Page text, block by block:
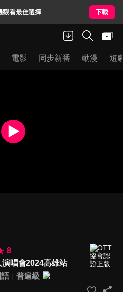
觀看最佳選擇 下載
電影 同步新番 動漫 短
8
唱會2024高雄站
語
普遍級